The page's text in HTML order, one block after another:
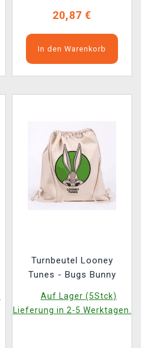
20,87 €
In den Warenkorb
Turnbeutel Looney
Tunes - Bugs Bunny
Auf Lager (5Stck)
Lieferung in 2-5 Werktagen.